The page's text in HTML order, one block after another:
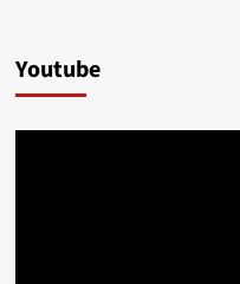
Youtube